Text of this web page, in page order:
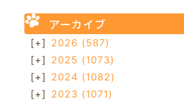
アーカイブ
[+] 2026 (587)
[+] 2025 (1073)
[+] 2024 (1082)
[+] 2023 (1071)